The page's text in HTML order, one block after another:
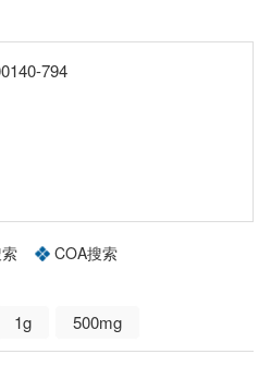
794
COA搜索
1g 500mg